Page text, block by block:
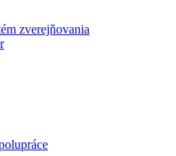
zverejňovania